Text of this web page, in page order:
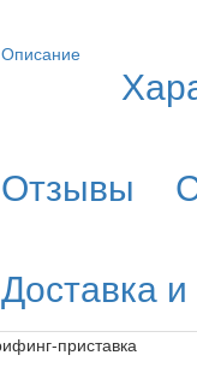
Описание
Отзывы
Доставка
приставка